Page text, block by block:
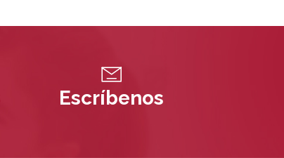
Escríbenos